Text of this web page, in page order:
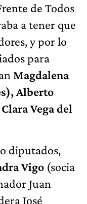
de Todos
a tener que
y por lo
para
Magdalena
Alberto
Vega del
diputados,
Vigo (socia
Juan
José